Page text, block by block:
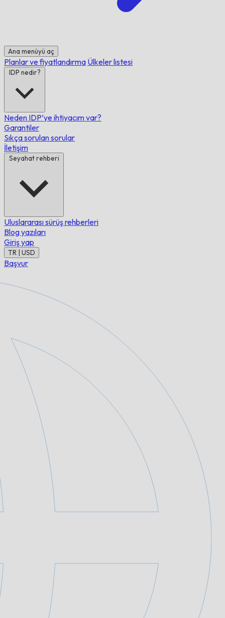
Ana menüyü aç
Planlar ve fiyatlandırma Ülkeler listesi
IDP nedir?
Neden IDP’ye ihtiyacım var?
Garantiler
Sıkça sorulan sorular
İletişim
Seyahat rehberi
Uluslararası sürüş rehberleri
Blog yazıları
Giriş yap
TR | USD
Başvur